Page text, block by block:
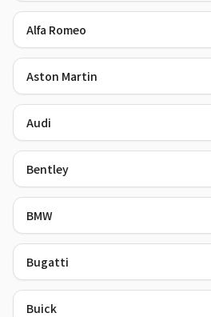
Alfa Romeo
Aston Martin
Audi
Bentley
BMW
Bugatti
Buick